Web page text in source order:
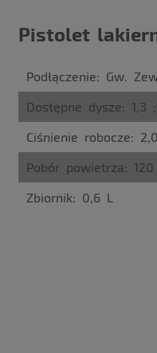
Pistolet
Podłączenie: Gw.
Dostępne dysze:
Ciśnienie robocze:
Pobór powietrza:
Zbiornik: 0,6 L